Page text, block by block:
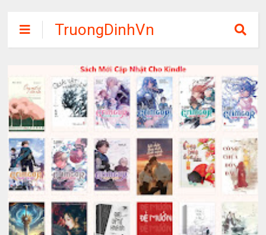
TruongDinhVn
Chia sẽ ebook,
các khóa học,
phần mềm học
tập miễn phí